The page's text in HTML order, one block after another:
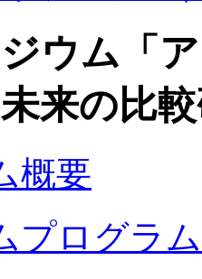
ウム「
来の比
概要
プログラ